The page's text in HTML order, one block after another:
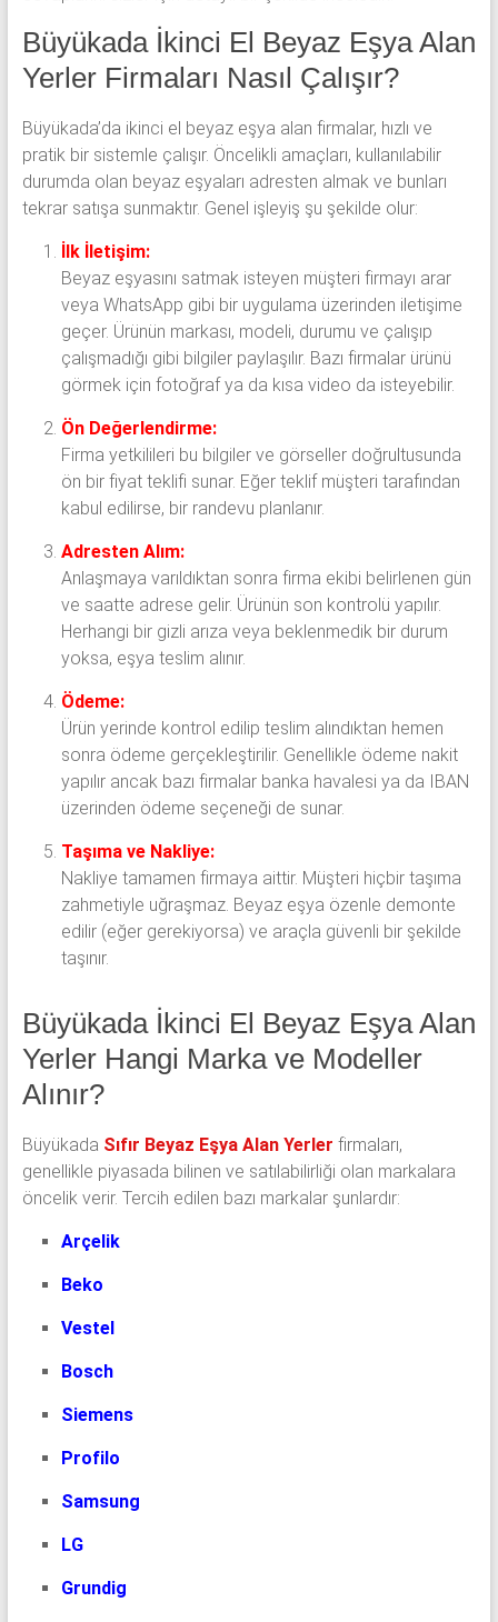
Büyükada İkinci El Beyaz Eşya Alan
Yerler Firmaları Nasıl Çalışır?
Büyükada’da ikinci el beyaz eşya alan firmalar, hızlı ve
pratik bir sistemle çalışır. Öncelikli amaçları, kullanılabilir
durumda olan beyaz eşyaları adresten almak ve bunları
tekrar satışa sunmaktır. Genel işleyiş şu şekilde olur:
İlk İletişim:
Beyaz eşyasını satmak isteyen müşteri firmayı arar
veya WhatsApp gibi bir uygulama üzerinden iletişime
geçer. Ürünün markası, modeli, durumu ve çalışıp
çalışmadığı gibi bilgiler paylaşılır. Bazı firmalar ürünü
görmek için fotoğraf ya da kısa video da isteyebilir.
Ön Değerlendirme:
Firma yetkilileri bu bilgiler ve görseller doğrultusunda
ön bir fiyat teklifi sunar. Eğer teklif müşteri tarafından
kabul edilirse, bir randevu planlanır.
Adresten Alım:
Anlaşmaya varıldıktan sonra firma ekibi belirlenen gün
ve saatte adrese gelir. Ürünün son kontrolü yapılır.
Herhangi bir gizli arıza veya beklenmedik bir durum
yoksa, eşya teslim alınır.
Ödeme:
Ürün yerinde kontrol edilip teslim alındıktan hemen
sonra ödeme gerçekleştirilir. Genellikle ödeme nakit
yapılır ancak bazı firmalar banka havalesi ya da IBAN
üzerinden ödeme seçeneği de sunar.
Taşıma ve Nakliye:
Nakliye tamamen firmaya aittir. Müşteri hiçbir taşıma
zahmetiyle uğraşmaz. Beyaz eşya özenle demonte
edilir (eğer gerekiyorsa) ve araçla güvenli bir şekilde
taşınır.
Büyükada İkinci El Beyaz Eşya Alan
Yerler Hangi Marka ve Modeller
Alınır?
Büyükada Sıfır Beyaz Eşya Alan Yerler firmaları,
genellikle piyasada bilinen ve satılabilirliği olan markalara
öncelik verir. Tercih edilen bazı markalar şunlardır:
Arçelik
Beko
Vestel
Bosch
Siemens
Profilo
Samsung
LG
Grundig